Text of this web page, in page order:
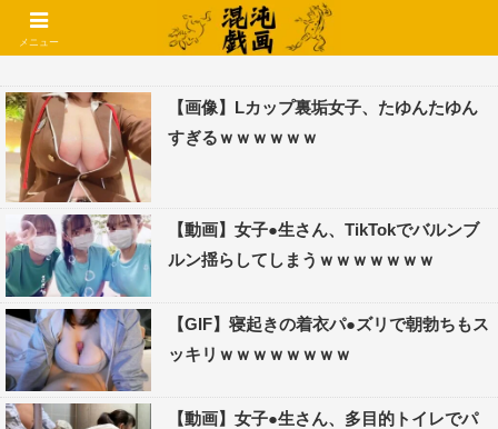
コメントでコテハン使えるようになりました🌱
【画像】Lカップ裏垢女子、たゆんたゆん
すぎるｗｗｗｗｗｗ
【動画】女子●生さん、TikTokでバルンブ
ルン揺らしてしまうｗｗｗｗｗｗｗ
【GIF】寝起きの着衣パ●ズリで朝勃ちもス
ッキリｗｗｗｗｗｗｗｗ
【動画】女子●生さん、多目的トイレでパ
メニュー